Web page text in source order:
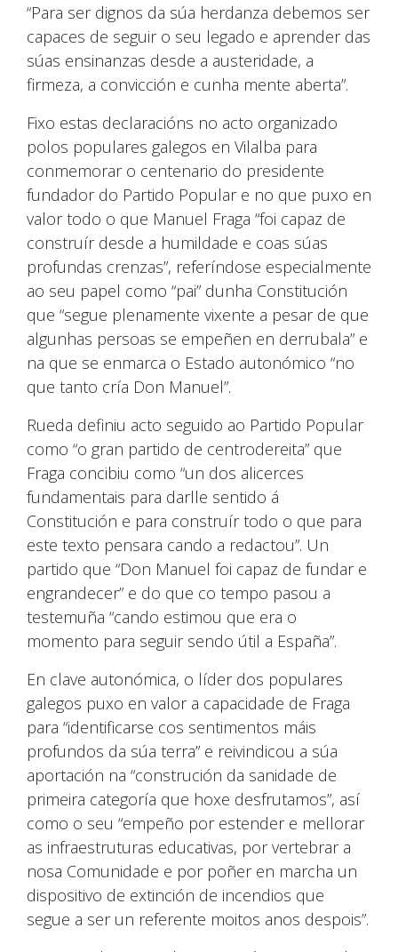
“Para ser dignos da súa herdanza debemos ser
capaces de seguir o seu legado e aprender das
súas ensinanzas desde a austeridade, a
firmeza, a convicción e cunha mente aberta”.
Fixo estas declaracións no acto organizado
polos populares galegos en Vilalba para
conmemorar o centenario do presidente
fundador do Partido Popular e no que puxo en
valor todo o que Manuel Fraga “foi capaz de
construír desde a humildade e coas súas
profundas crenzas”, referíndose especialmente
ao seu papel como “pai” dunha Constitución
que “segue plenamente vixente a pesar de que
algunhas persoas se empeñen en derrubala” e
na que se enmarca o Estado autonómico “no
que tanto cría Don Manuel”.
Rueda definiu acto seguido ao Partido Popular
como “o gran partido de centrodereita” que
Fraga concibiu como “un dos alicerces
fundamentais para darlle sentido á
Constitución e para construír todo o que para
este texto pensara cando a redactou”. Un
partido que “Don Manuel foi capaz de fundar e
engrandecer” e do que co tempo pasou a
testemuña “cando estimou que era o
momento para seguir sendo útil a España”.
En clave autonómica, o líder dos populares
galegos puxo en valor a capacidade de Fraga
para “identificarse cos sentimentos máis
profundos da súa terra” e reivindicou a súa
aportación na “construción da sanidade de
primeira categoría que hoxe desfrutamos”, así
como o seu “empeño por estender e mellorar
as infraestruturas educativas, por vertebrar a
nosa Comunidade e por poñer en marcha un
dispositivo de extinción de incendios que
segue a ser un referente moitos anos despois”.